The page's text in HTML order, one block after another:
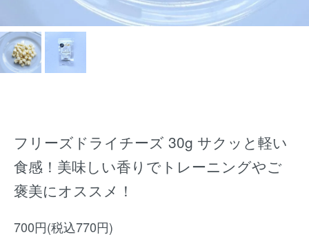
フリーズドライチーズ 30g サクッと軽い
食感！美味しい香りでトレーニングやご
褒美にオススメ！
700円(税込770円)